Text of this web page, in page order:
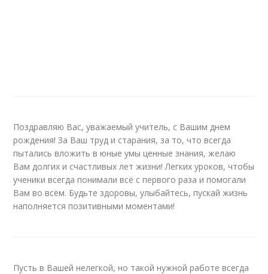
Поздравляю Вас, уважаемый учитель, с Вашим днем
рождения! За Ваш труд и старания, за то, что всегда
пытались вложить в юные умы ценные знания, желаю
Вам долгих и счастливых лет жизни! Легких уроков, чтобы
ученики всегда понимали всё с первого раза и помогали
Вам во всём. Будьте здоровы, улыбайтесь, пускай жизнь
наполняется позитивными моментами!
Пусть в Вашей нелегкой, но такой нужной работе всегда